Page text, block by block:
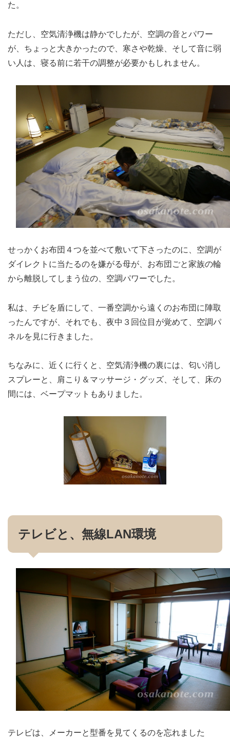
た。
ただし、空気清浄機は静かでしたが、空調の音とパワー
が、ちょっと大きかったので、寒さや乾燥、そして音に弱
い人は、寝る前に若干の調整が必要かもしれません。
せっかくお布団４つを並べて敷いて下さったのに、空調が
ダイレクトに当たるのを嫌がる母が、お布団ごと家族の輪
から離脱してしまう位の、空調パワーでした。
私は、チビを盾にして、一番空調から遠くのお布団に陣取
ったんですが、それでも、夜中３回位目が覚めて、空調パ
ネルを見に行きました。
ちなみに、近くに行くと、空気清浄機の裏には、匂い消し
スプレーと、肩こり＆マッサージ・グッズ、そして、床の
間には、ベープマットもありました。
テレビと、無線LAN環境
テレビは、メーカーと型番を見てくるのを忘れました